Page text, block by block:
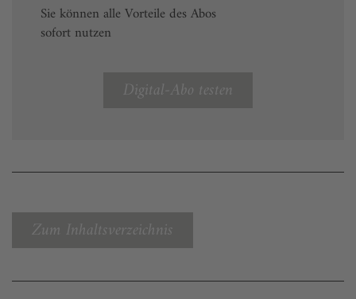
Sie können alle Vorteile des Abos
sofort nutzen
Digital-Abo testen
Zum Inhaltsverzeichnis